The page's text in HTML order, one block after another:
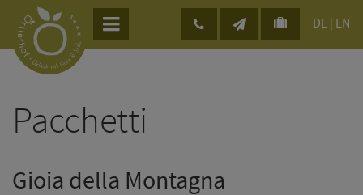
DE EN
Pacchetti
Gioia della Montagna